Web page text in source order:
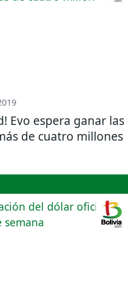
Evo espera ganar las
de cuatro millones